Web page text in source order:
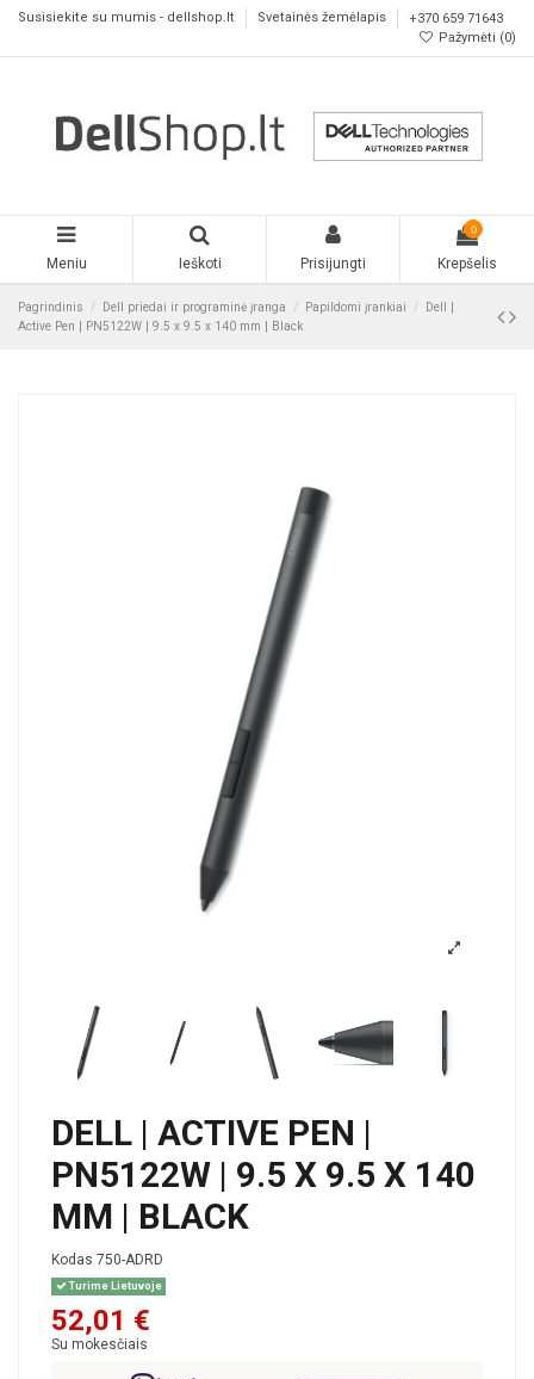
Susisiekite su mumis - dellshop.lt Svetainės žemėlapis
+370 659 71643
Pažymėti (0)
Meniu Ieškoti Prisijungti
0
Krepšelis
Pagrindinis Dell priedai ir programinė įranga Papildomi įrankiai
Dell |
Active Pen | PN5122W | 9.5 x 9.5 x 140 mm | Black
DELL | ACTIVE PEN |
PN5122W | 9.5 X 9.5 X 140
MM | BLACK
Kodas 750-ADRD
Turime Lietuvoje
52,01 €
Su mokesčiais